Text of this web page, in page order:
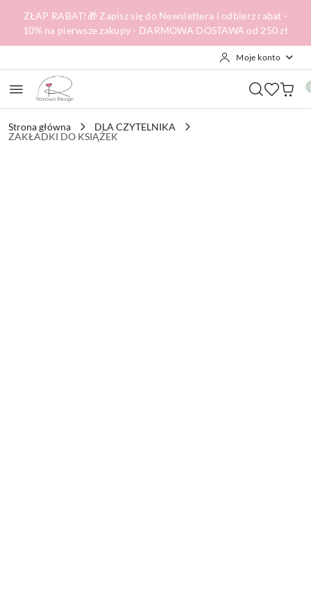
Przejdź do treści głównej
Przejdź do wyszukiwarki
Przejdź do moje konto
Przejdź do menu głównego
Przejdź do opisu produktu
Przejdź do stopki
ZŁAP RABAT!🎁 Zapisz się do Newslettera i odbierz rabat -
10% na pierwsze zakupy - DARMOWA DOSTAWA od 250 zł
Moje konto
Strona główna
DLA CZYTELNIKA
ZAKŁADKI DO KSIĄŻEK